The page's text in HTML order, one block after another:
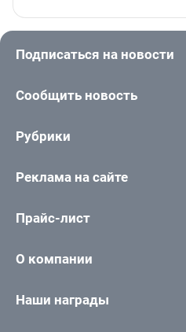
Подписаться на новости
Сообщить новость
Рубрики
Реклама на сайте
Прайс-лист
О компании
Наши награды